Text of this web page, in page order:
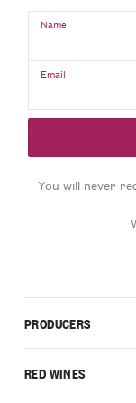
Name
Email
You will never
PRODUCERS
RED WINES